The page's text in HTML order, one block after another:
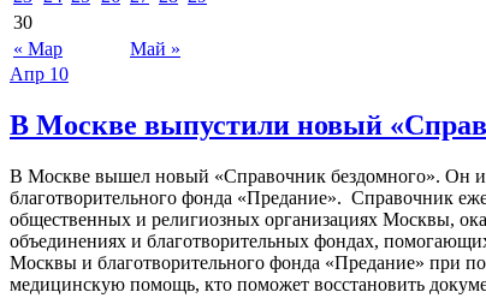
« Мар Май »
30
Апр 10
В Москве выпустили новый
В Москве вышел новый «Справочник бездомного». Он
благотворительного фонда «Предание». Справочник
общественных и религиозных организациях Москвы,
объединениях и благотворительных фондах,
Москвы и благотворительного фонда «Предание» при
медицинскую помощь, кто поможет восстановить